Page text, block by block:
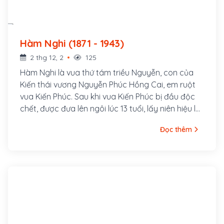
Hàm Nghi (1871 - 1943)
2 thg 12, 2 125
Hàm Nghi là vua thứ tám triều Nguyễn, con của
Kiến thái vương Nguyễn Phúc Hồng Cai, em ruột
vua Kiến Phúc. Sau khi vua Kiến Phúc bị đầu độc
chết, được đưa lên ngôi lúc 13 tuổi, lấy niên hiệu là
Đọc thêm